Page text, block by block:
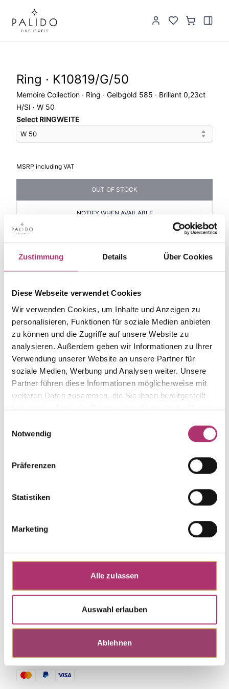
Zustimmung Details Über Cookies
Diese Webseite verwendet Cookies
Wir verwenden Cookies, um Inhalte und Anzeigen zu
personalisieren, Funktionen für soziale Medien anbieten
zu können und die Zugriffe auf unsere Website zu
analysieren. Außerdem geben wir Informationen zu Ihrer
Verwendung unserer Website an unsere Partner für
soziale Medien, Werbung und Analysen weiter. Unsere
Partner führen diese Informationen möglicherweise mit
weiteren Daten zusammen, die Sie ihnen bereitgestellt
haben oder die sie im Rahmen Ihrer Nutzung der Dienste
Notwendig
Präferenzen
Statistiken
Marketing
Alle zulassen
Auswahl erlauben
Ablehnen
Ring · K10819/G/50
Memoire Collection · Ring · Gelbgold 585 · Brillant 0,23ct
H/SI · W 50
Select RINGWEITE
W 50
MSRP including VAT
OUT OF STOCK
NOTIFY WHEN AVAILABLE
PRODUCT INFORMATION PRODUCT DESCRIPTION
Weight
Serial number
EAN
9010595674792
Metal Fineness
585
Metal Color
yellow gold
Ring Width
size 50
Gem Color
Gem Type
Gem
Alternative
Zahlungsmethoden